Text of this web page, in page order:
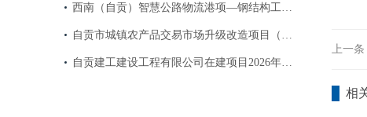
西南（自贡）智慧公路物流港项—钢结构工…
自贡市城镇农产品交易市场升级改造项目（…
自贡建工建设工程有限公司在建项目2026年…
上一条
相